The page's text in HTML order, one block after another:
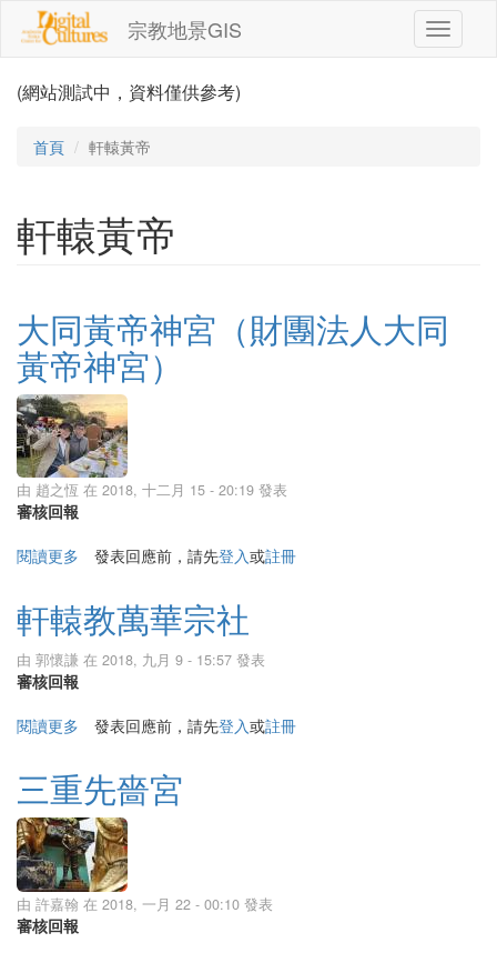
移至主內容
宗教地景GIS
Toggle
(網站測試中，資料僅供參考)
首頁 軒轅黃帝
軒轅黃帝
大同黃帝神宮（財團法人大同
黃帝神宮）
由 趙之恆 在 2018, 十二月 15 - 20:19 發表
審核回報
閱讀更多 關於大同黃帝神宮（財團法人大同黃帝神宮）
發表回應前，請先登入或註冊
軒轅教萬華宗社
由 郭懷謙 在 2018, 九月 9 - 15:57 發表
審核回報
閱讀更多 關於軒轅教萬華宗社
發表回應前，請先登入或註冊
三重先嗇宮
由 許嘉翰 在 2018, 一月 22 - 00:10 發表
審核回報